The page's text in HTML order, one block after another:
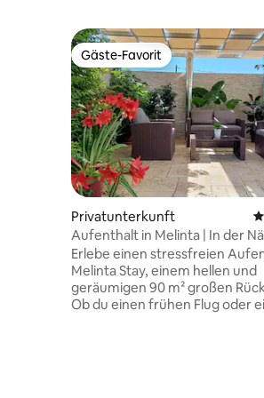
Gäste-Favorit
Gäste-Favorit
Privatunterkunft
Aufenthalt in Melinta | In der
Flughafen, Hafen von Rafina
Erlebe einen stressfreien
Melinta Stay, einem hellen und
geräumigen 90 m² großen
Ob du einen frühen Flug oder